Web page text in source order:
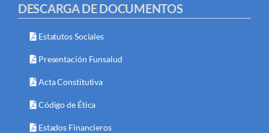
DESCARGA DE DOCUMENTOS
Estatutos Sociales
Presentación Funsalud
Acta Constitutiva
Código de Ética
Estados Financieros